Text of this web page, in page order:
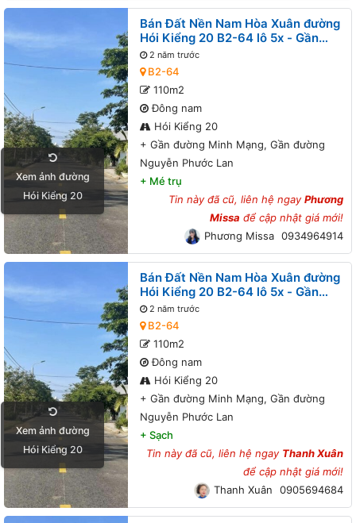
Xem ảnh đường
Hói Kiểng 20
Bán Đất Nền Nam Hòa Xuân đường
Hói Kiểng 20 B2-64 lô 5x - Gần
đường Minh Mạng, Gần đường
Nguyễn Phước Lan
2 năm trước
B2-64
110m2
Đông nam
Hói Kiểng 20
+ Gần đường Minh Mạng, Gần đường
Nguyễn Phước Lan
+ Mé trụ
Tin này đã cũ, liên hệ ngayPhương
Missa để cập nhật giá mới!
Phương Missa 0934964914
Xem ảnh đường
Hói Kiểng 20
Bán Đất Nền Nam Hòa Xuân đường
Hói Kiểng 20 B2-64 lô 5x - Gần
đường Minh Mạng, Gần đường
Nguyễn Phước Lan
2 năm trước
B2-64
110m2
Đông nam
Hói Kiểng 20
+ Gần đường Minh Mạng, Gần đường
Nguyễn Phước Lan
+ Sạch
Tin này đã cũ, liên hệ ngay Thanh Xuân
để cập nhật giá mới!
Thanh Xuân
0905694684